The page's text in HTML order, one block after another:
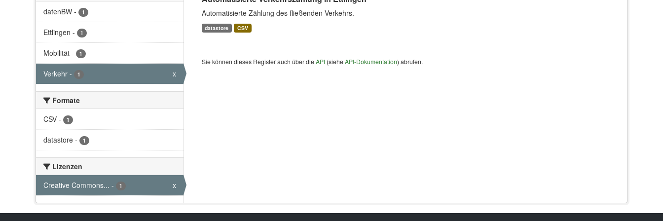
datenBW - 1
Ettlingen - 1
Mobilität - 1
Verkehr - 1 x
Formate
CSV - 1
datastore - 1
Lizenzen
Creative Commons... - 1 x
Automatisierte Zählung des fließenden Verkehrs.
datastore CSV
Sie können dieses Register auch über dieAPI(sieheAPI-Dokumentation) abrufen.